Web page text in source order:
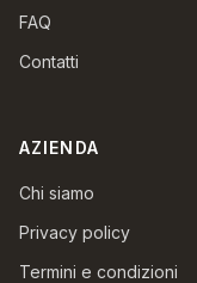
FAQ
Contatti
AZIENDA
Chi siamo
Privacy policy
Termini e condizioni